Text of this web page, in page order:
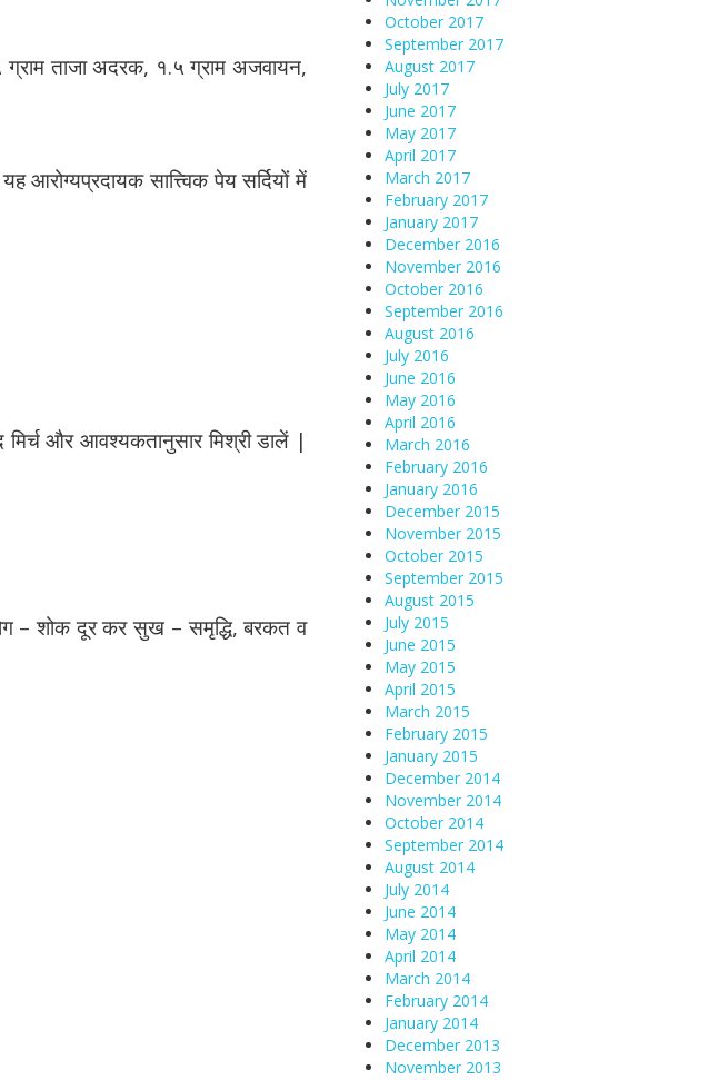
ग्राम ताजा अदरक, १.५ ग्राम अजवायन,
आरोग्यप्रदायक सात्त्विक पेय सर्दियों में
मिर्च और आवश्यकतानुसार मिश्री डालें |
– शोक दूर कर सुख – समृद्धि, बरकत व
October 2017
September 2017
August 2017
July 2017
June 2017
May 2017
April 2017
March 2017
February 2017
January 2017
December 2016
November 2016
October 2016
September 2016
August 2016
July 2016
June 2016
May 2016
April 2016
March 2016
February 2016
January 2016
December 2015
November 2015
October 2015
September 2015
August 2015
July 2015
June 2015
May 2015
April 2015
March 2015
February 2015
January 2015
December 2014
November 2014
October 2014
September 2014
August 2014
July 2014
June 2014
May 2014
April 2014
March 2014
February 2014
January 2014
December 2013
November 2013